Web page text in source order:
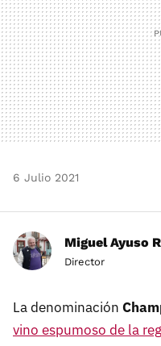
6 Julio 2021
Miguel Ayuso
Director
La denominación
vino espumoso de la